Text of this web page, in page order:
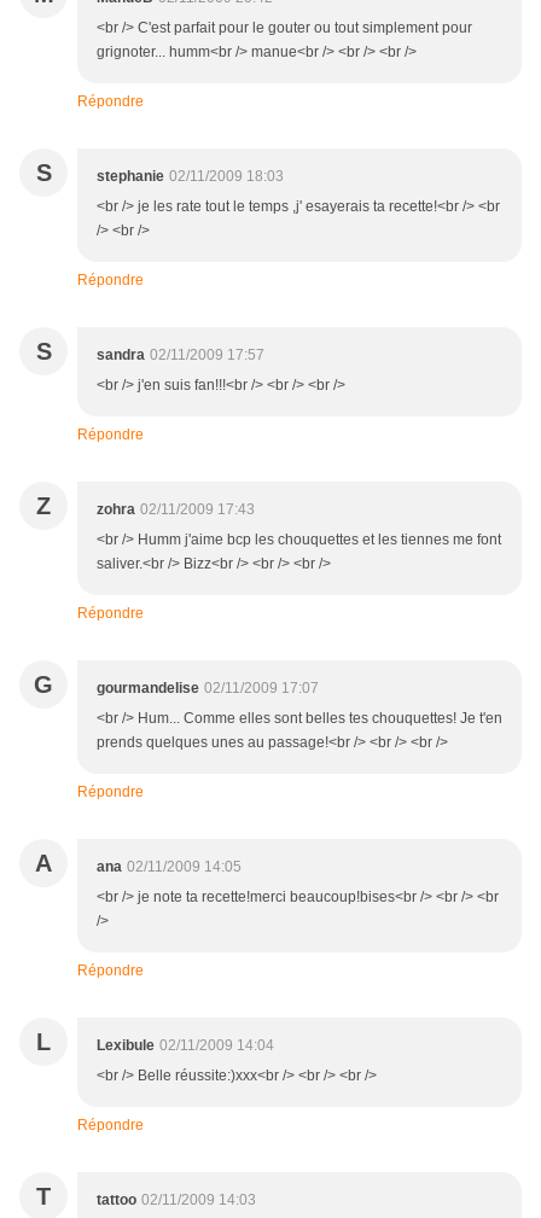
<br /> C'est parfait pour le gouter ou tout simplement pour
grignoter... humm<br /> manue<br /> <br /> <br />
Répondre
S stephanie 02/11/2009 18:03
<br /> je les rate tout le temps ,j' esayerais ta recette!<br /> <br
/> <br />
Répondre
S sandra 02/11/2009 17:57
<br /> j'en suis fan!!!<br /> <br /> <br />
Répondre
Z zohra 02/11/2009 17:43
<br /> Humm j'aime bcp les chouquettes et les tiennes me font
saliver.<br /> Bizz<br /> <br /> <br />
Répondre
G gourmandelise 02/11/2009 17:07
<br /> Hum... Comme elles sont belles tes chouquettes! Je t'en
prends quelques unes au passage!<br /> <br /> <br />
Répondre
A ana 02/11/2009 14:05
<br /> je note ta recette!merci beaucoup!bises<br /> <br /> <br
/>
Répondre
L Lexibule 02/11/2009 14:04
<br /> Belle réussite:)xxx<br /> <br /> <br />
Répondre
T tattoo 02/11/2009 14:03